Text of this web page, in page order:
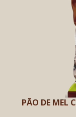
PÃO DE MEL